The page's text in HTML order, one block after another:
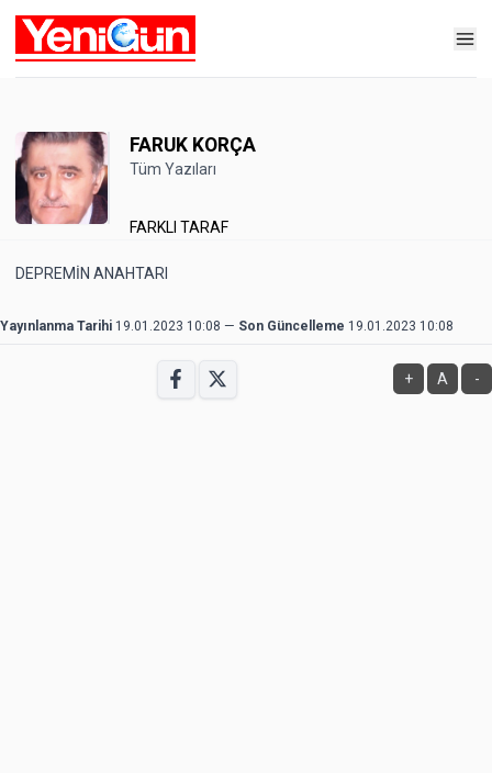
FARUK KORÇA
Tüm Yazıları
FARKLI TARAF
DEPREMİN ANAHTARI
Yayınlanma Tarihi 19.01.2023 10:08 — Son Güncelleme 19.01.2023 10:08
+ A -